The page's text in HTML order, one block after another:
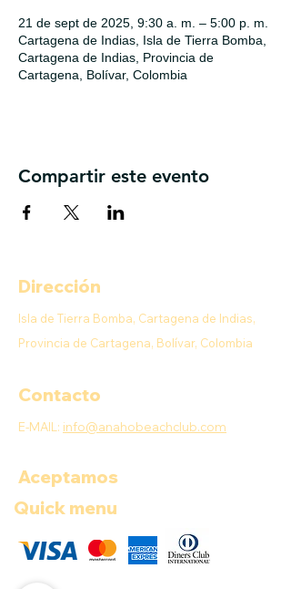
21 de sept de 2025, 9:30 a. m. – 5:00 p. m.
Cartagena de Indias, Isla de Tierra Bomba,
Cartagena de Indias, Provincia de
Cartagena, Bolívar, Colombia
Compartir este evento
Dirección
Isla de Tierra Bomba, Cartagena de Indias,
Provincia de Cartagena, Bolívar, Colombia
Contacto
E-MAIL: info@anahobeachclub.com
Aceptamos
Quick menu